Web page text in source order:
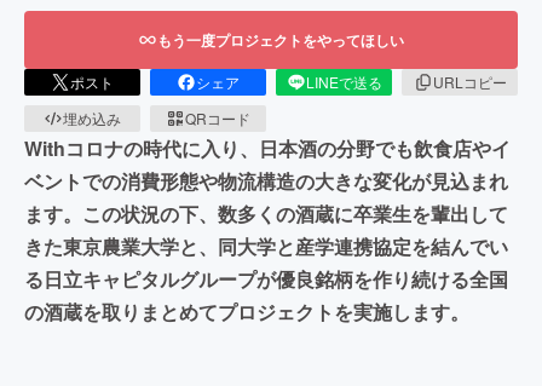
もう一度プロジェクトをやってほしい
ポスト シェア LINEで送る
URLコピー
埋め込み
QRコード
Withコロナの時代に入り、日本酒の分野でも飲食店やイ
ベントでの消費形態や物流構造の大きな変化が見込まれ
ます。この状況の下、数多くの酒蔵に卒業生を輩出して
きた東京農業大学と、同大学と産学連携協定を結んでい
る日立キャピタルグループが優良銘柄を作り続ける全国
の酒蔵を取りまとめてプロジェクトを実施します。